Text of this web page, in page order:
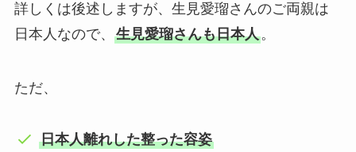
詳しくは後述しますが、生見愛瑠さんのご両親は
日本人なので、 生見愛瑠さんも日本人。
ただ、
日本人離れした整った容姿